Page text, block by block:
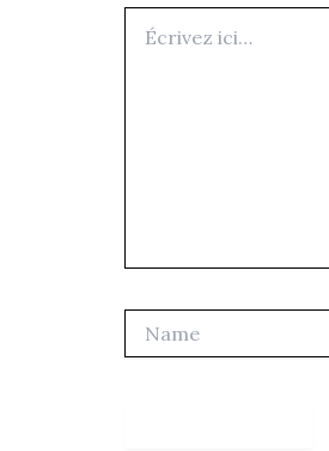
ici…